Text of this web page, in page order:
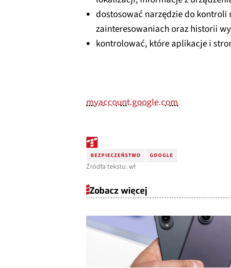
dostosować narzędzie do
zainteresowaniach oraz historii
kontrolować, które aplikacje i
myaccount.google.com
BEZPIECZEŃSTWO GOOGLE
Źródła tekstu: wł
Zobacz więcej